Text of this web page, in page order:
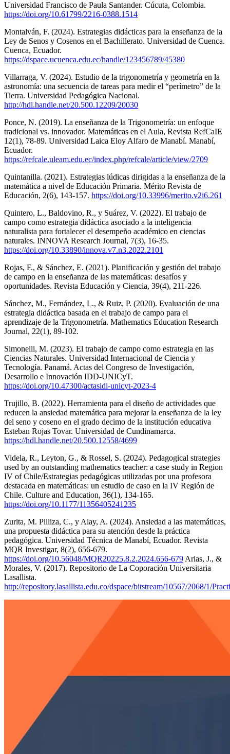
Universidad Francisco de Paula Santander. Cúcuta, Colombia.
https://doi.org/10.61799/2216-0388.1514
Montalván, F. (2024). Estrategias didácticas para la enseñanza de la
Ley de Senos y Cosenos en el Bachillerato. Universidad de Cuenca.
Cuenca, Ecuador.
https://dspace.ucuenca.edu.ec/handle/123456789/45380
Villarraga, V. (2024). Estudio de la trigonometría y geometría en la
astronomía: una secuencia de tareas para medir el “perímetro” de la
Tierra. Universidad Pedagógica Nacional.
http://hdl.handle.net/20.500.12209/20030
Ponce, N. (2019). La enseñanza de la Trigonometría: un enfoque
tradicional vs. innovador. Matemáticas en el Aula, Revista RefCaIE
12(1), 78-89. Universidad Laica Eloy Alfaro de Manabí. Manabí,
Ecuador.
https://refcale.uleam.edu.ec/index.php/refcale/article/view/2709
Quintanilla. (2021). Estrategias lúdicas dirigidas a la enseñanza de la
matemática a nivel de Educación Primaria. Mérito Revista de
Educación, 2(6), 143-157. https://doi.org/10.33996/merito.v2i6.261
Quintero, L., Baldovino, R., y Suárez, V. (2022). El trabajo de
campo como estrategia didáctica asociado a la inteligencia
naturalista para fortalecer el desempeño académico en ciencias
naturales. INNOVA Research Journal, 7(3), 16-35.
https://doi.org/10.33890/innova.v7.n3.2022.2101
Rojas, F., & Sánchez, E. (2021). Planificación y gestión del trabajo
de campo en la enseñanza de las matemáticas: desafíos y
oportunidades. Revista Educación y Ciencia, 39(4), 211-226.
Sánchez, M., Fernández, L., & Ruiz, P. (2020). Evaluación de una
estrategia didáctica basada en el trabajo de campo para el
aprendizaje de la Trigonometría. Mathematics Education Research
Journal, 22(1), 89-102.
Simonelli, M. (2023). El trabajo de campo como estrategia en las
Ciencias Naturales. Universidad Internacional de Ciencia y
Tecnología. Panamá. Actas del Congreso de Investigación,
Desarrollo e Innovación IDD-UNICyT.
https://doi.org/10.47300/actasidi-unicyt-2023-4
Trujillo, B. (2022). Herramienta para el diseño de actividades que
reducen la ansiedad matemática para mejorar la enseñanza de la ley
del seno y coseno en el grado decimo de la institución educativa
Esteban Rojas Tovar. Universidad de Cundinamarca.
https://hdl.handle.net/20.500.12558/4699
Videla, R., Leyton, G., & Rossel, S. (2024). Pedagogical strategies
used by an outstanding mathematics teacher: a case study in Region
IV of Chile/Estrategias pedagógicas utilizadas por una profesora
destacada en matemáticas: un estudio de caso en la IV Región de
Chile. Culture and Education, 36(1), 134-165.
https://doi.org/10.1177/11356405241235
Zurita, M. Pilliza, C., y Alay, A. (2024). Ansiedad a las matemáticas,
una propuesta didáctica para su atención desde la práctica
pedagógica. Universidad Técnica de Manabí, Ecuador. Revista
MQR Investigar, 8(2), 656-679.
https://doi.org/10.56048/MQR20225.8.2.2024.656-679 Arias, J., &
Morales, V. (2017). Repositorio de La Coporación Universitaria
Lasallista.
http://repository.lasallista.edu.co/dspace/bitstream/10567/2068/1/